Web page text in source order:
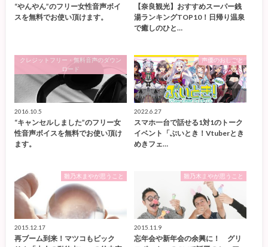
“やんやん”のフリー女性音声ボイ
スを無料でお使い頂けます。
【奈良観光】おすすめスーパー銭
湯ランキングTOP10！日帰り温泉
で癒しのひと…
クレジットフリー・無料音声のダウン
ロード
2016.10.5
“キャンセルしました”のフリー女
性音声ボイスを無料でお使い頂け
ます。
声優のおしごと
2022.6.27
スマホ一台で話せる1対1のトーク
イベント「ぶいとき！Vtuberとき
めきフェ…
雛乃木まやが思うこと
2015.12.17
再ブーム到来！マツコもビック
雛乃木まやが思うこと
2015.11.9
忘年会や新年会の余興に！ グリ